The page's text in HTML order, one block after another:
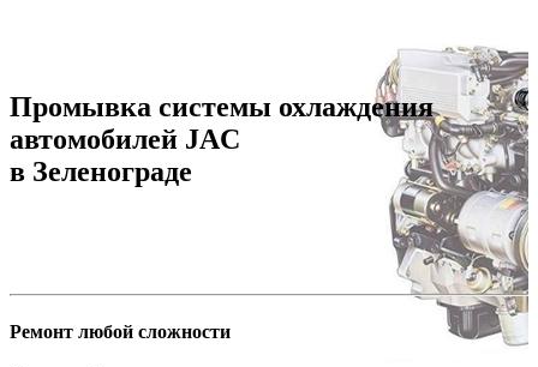
Промывка системы охлаждения
автомобилей JAC
в Зеленограде
Ремонт любой сложности